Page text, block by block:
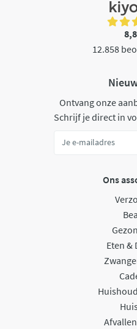
12.858
Ontvang onze
Schrijf je direct in
Ons
Eten &